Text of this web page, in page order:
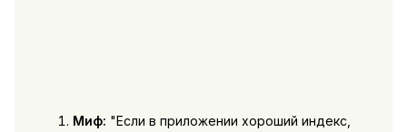
Миф: "Если в приложении хороший индекс,